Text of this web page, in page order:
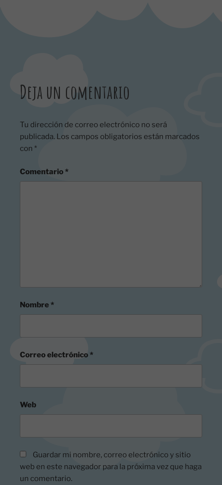
Deja un comentario
Tu dirección de correo electrónico no será
publicada. Los campos obligatorios están marcados
con *
Comentario*
Nombre*
Correo electrónico*
Web
Guardar mi nombre, correo electrónico y sitio
web en este navegador para la próxima vez que haga
un comentario.